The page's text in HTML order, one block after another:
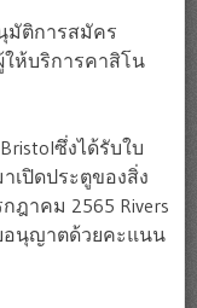
มัติการสมัคร
ให้บริการคาสิโน
ซึ่งได้รับใบ
เปิดประตูของสิ่ง
ฎาคม 2565 Rivers
อนุญาตด้วยคะแนน